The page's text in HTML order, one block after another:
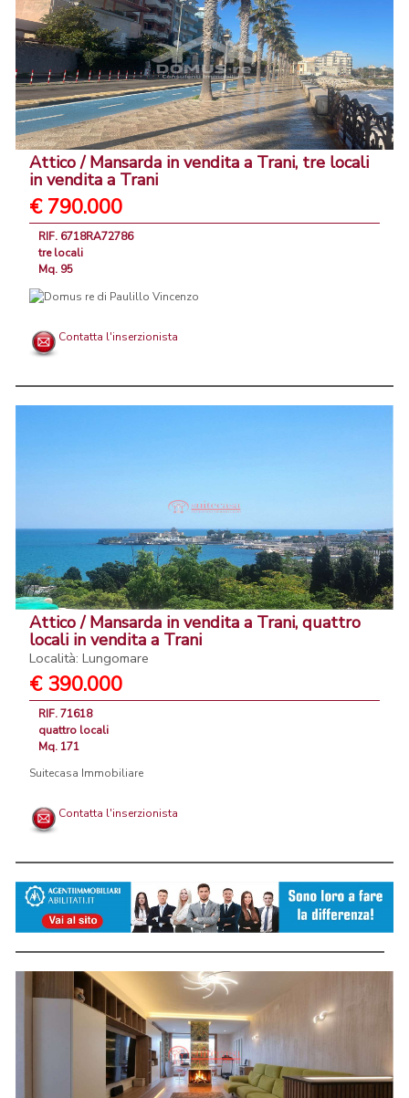
Attico / Mansarda in vendita a Trani, tre locali
in vendita a Trani
€ 790.000
RIF. 6718RA72786
tre locali
Mq. 95
Contatta l'inserzionista
Attico / Mansarda in vendita a Trani, quattro
locali in vendita a Trani
Località: Lungomare
€ 390.000
RIF. 71618
quattro locali
Mq. 171
Suitecasa Immobiliare
Contatta l'inserzionista